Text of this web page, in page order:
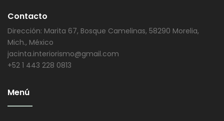
Contacto
Dirección: Marita 67, Bosque Camelinas, 58290 Morelia,
Mich., México
jacinta.interiorismo@gmail.com
+52 1 443 228 0813
Menú